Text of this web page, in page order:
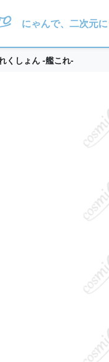
にゃんで、二次元に
くしょん -艦これ-